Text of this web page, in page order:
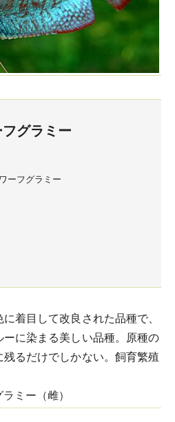
グラミー
ーフグラミー
着目して改良された品種で、
に染まる美しい品種。原種の
るだけでしかない。飼育繁殖